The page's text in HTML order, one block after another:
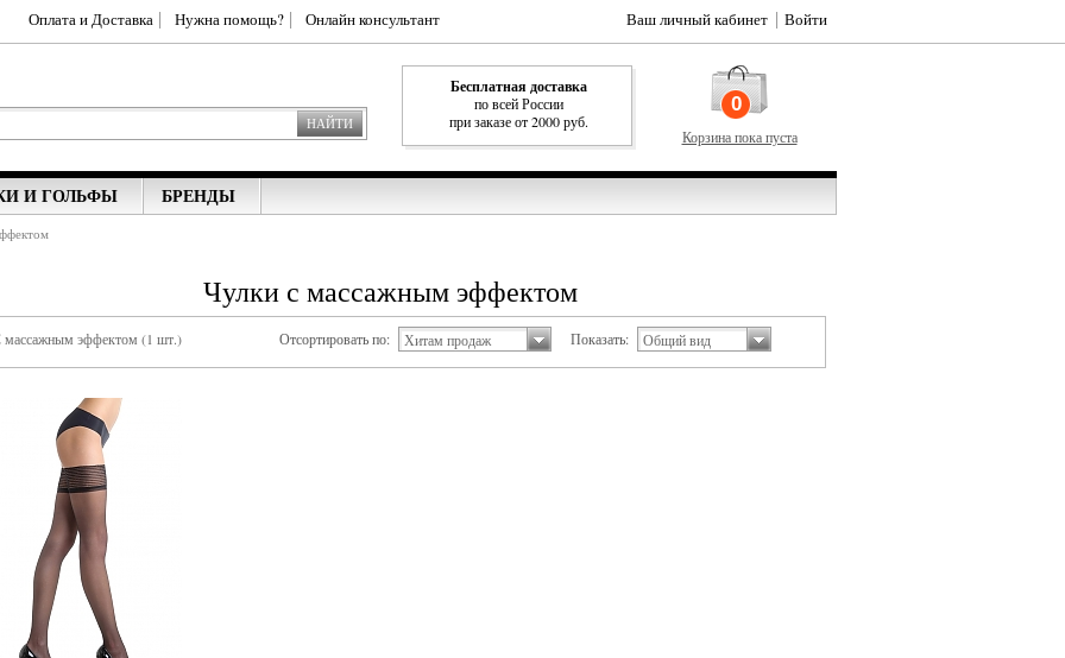
Оплата и Доставка Нужна помощь? Онлайн консультант Ваш личный кабинет Войти
НАЙТИ
Бесплатная доставка
по всей России
при заказе от 2000 руб.
0
Корзина пока пуста
И ГОЛЬФЫ БРЕНДЫ
Чулки с массажным эффектом
массажным эффектом (1 шт.) Отсортировать по: Хитам продаж Показать: Общий вид